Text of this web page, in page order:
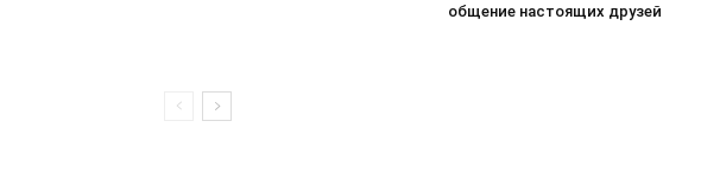
общение настоящих друзей